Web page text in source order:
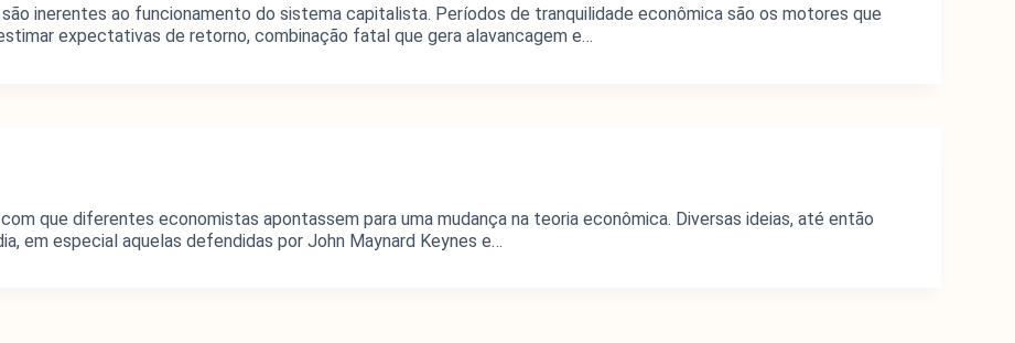
em outros fóruns da esfera pública.
inerentes ao funcionamento do sistema capitalista. Períodos de tranquilidade econômica são os motores que
expectativas de retorno, combinação fatal que gera alavancagem e…
que diferentes economistas apontassem para uma mudança na teoria econômica. Diversas ideias, até então
em especial aquelas defendidas por John Maynard Keynes e…